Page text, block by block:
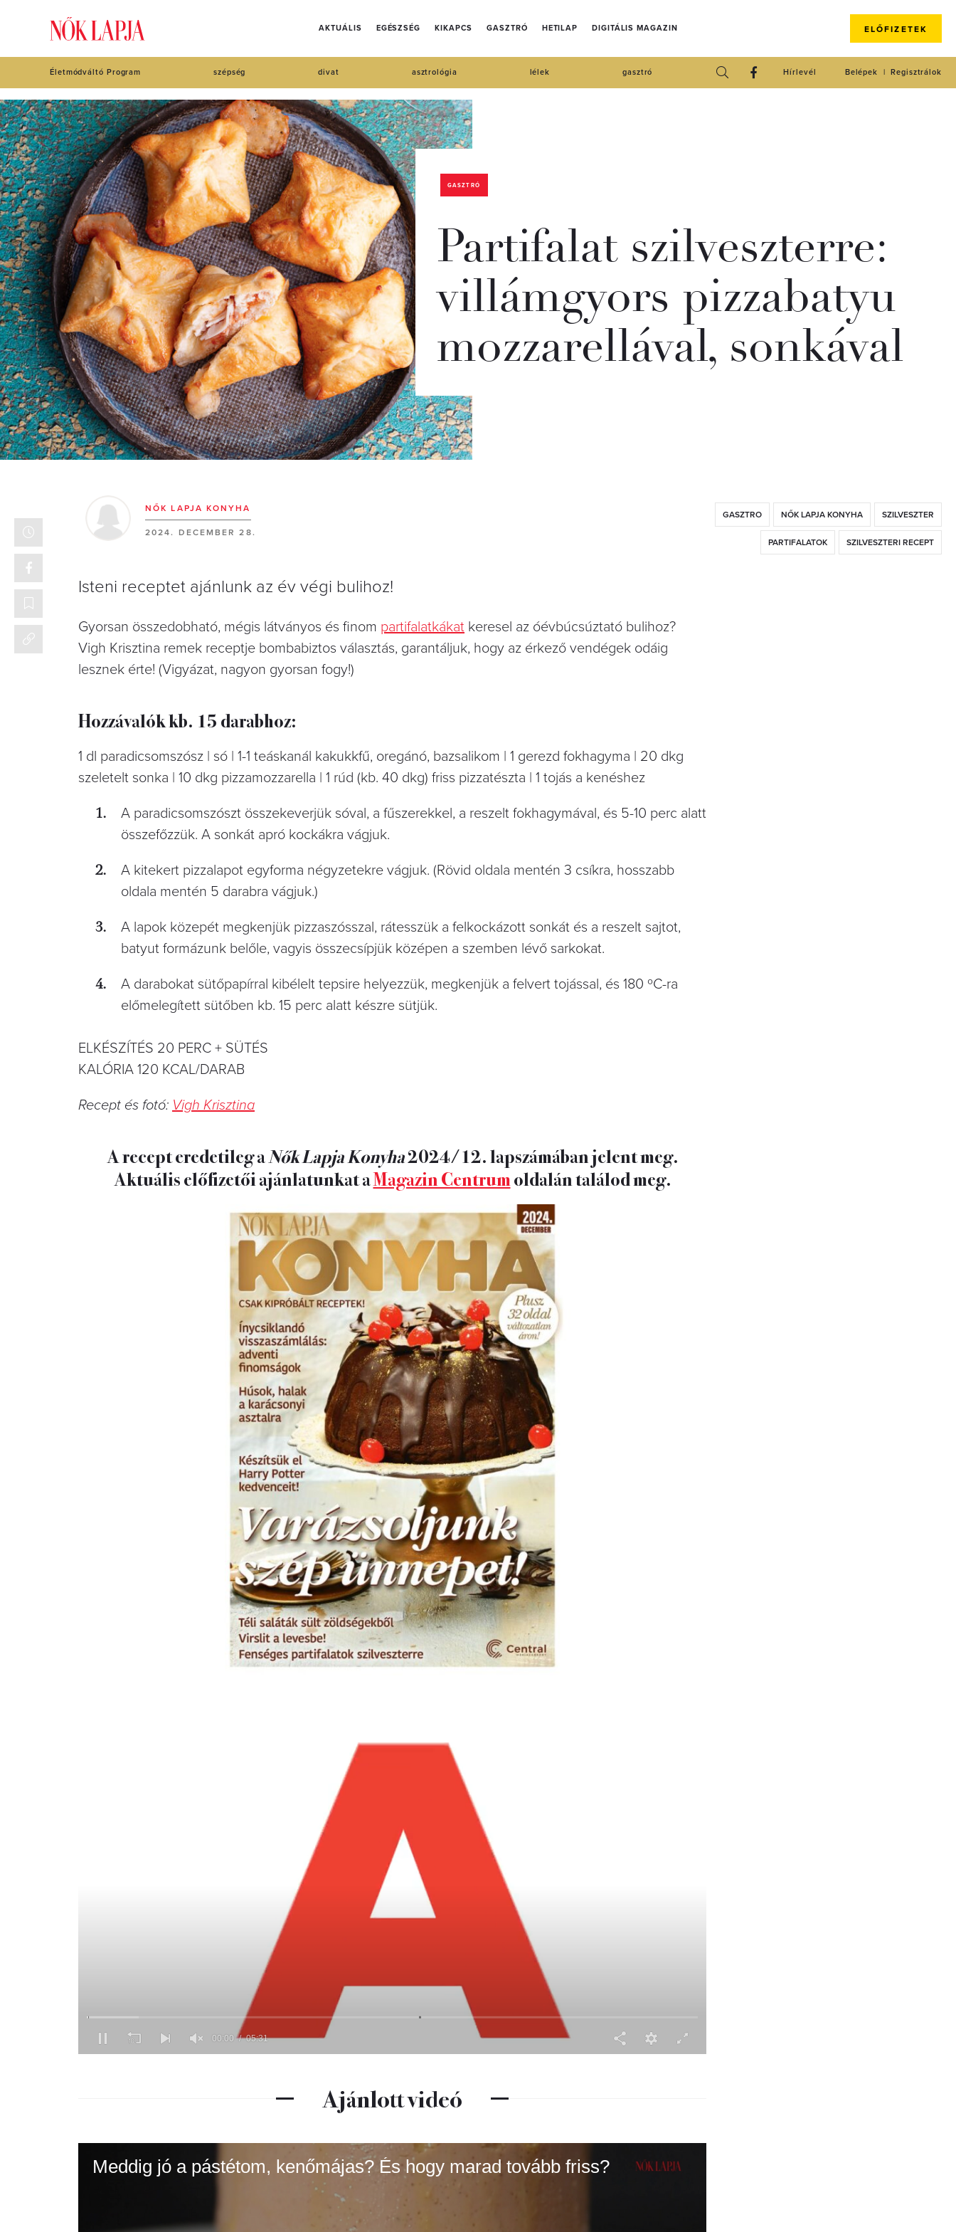
AKTUÁLIS EGÉSZSÉG KIKAPCS GASZTRÓ HETILAP DIGITÁLIS MAGAZIN ELŐFIZETEK
Életmódváltó Program szépség divat asztrológia lélek gasztró Regisztrálok
Belépek
Hírlevél
GASZTRÓ
Partifalat szilveszterre:
villámgyors pizzabatyu
mozzarellával, sonkával
NŐK LAPJA KONYHA
2024. DECEMBER 28.
GASZTRO NŐK LAPJA KONYHA SZILVESZTER
PARTIFALATOK SZILVESZTERI RECEPT
Isteni receptet ajánlunk az év végi bulihoz!
Gyorsan összedobható, mégis látványos és finom partifalatkákat keresel az óévbúcsúztató bulihoz?
Vigh Krisztina remek receptje bombabiztos választás, garantáljuk, hogy az érkező vendégek odáig
lesznek érte! (Vigyázat, nagyon gyorsan fogy!)
Hozzávalók kb. 15 darabhoz:
1 dl paradicsomszósz | só | 1-1 teáskanál kakukkfű, oregánó, bazsalikom | 1 gerezd fokhagyma | 20 dkg
szeletelt sonka | 10 dkg pizzamozzarella | 1 rúd (kb. 40 dkg) friss pizzatészta | 1 tojás a kenéshez
A paradicsomszószt összekeverjük sóval, a fűszerekkel, a reszelt fokhagymával, és 5-10 perc alatt
összefőzzük. A sonkát apró kockákra vágjuk.
A kitekert pizzalapot egyforma négyzetekre vágjuk. (Rövid oldala mentén 3 csíkra, hosszabb
oldala mentén 5 darabra vágjuk.)
A lapok közepét megkenjük pizzaszósszal, rátesszük a felkockázott sonkát és a reszelt sajtot,
batyut formázunk belőle, vagyis összecsípjük középen a szemben lévő sarkokat.
A darabokat sütőpapírral kibélelt tepsire helyezzük, megkenjük a felvert tojással, és 180 ºC-ra
előmelegített sütőben kb. 15 perc alatt készre sütjük.
ELKÉSZÍTÉS 20 PERC + SÜTÉS
KALÓRIA 120 KCAL/DARAB
Recept és fotó: Vigh Krisztina
A recept eredetileg aNők Lapja Konyha2024/12. lapszámában jelent meg.
Aktuális előfizetői ajánlatunkat aMagazin Centrumoldalán találod meg.
Ajánlott videó
Meddig jó a pástétom, kenőmájas? És hogy marad tovább friss?